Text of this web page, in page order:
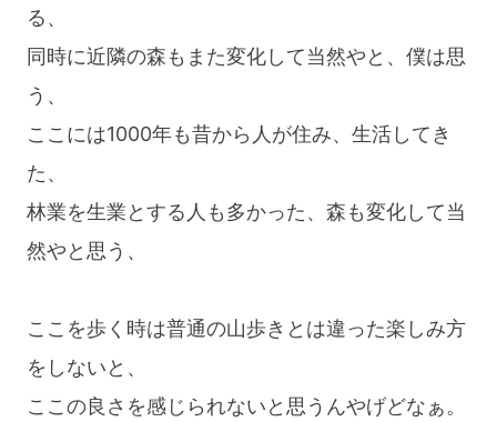
る、
同時に近隣の森もまた変化して当然やと、僕は思
う、
ここには1000年も昔から人が住み、生活してき
た、
林業を生業とする人も多かった、森も変化して当
然やと思う、
ここを歩く時は普通の山歩きとは違った楽しみ方
をしないと、
ここの良さを感じられないと思うんやげどなぁ。